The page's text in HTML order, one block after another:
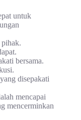
untuk
bersama.
disepakati
mencapai
mencerminkan